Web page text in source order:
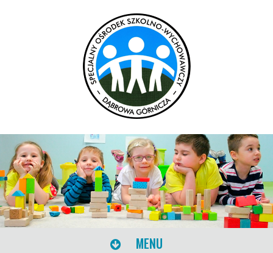
MENU